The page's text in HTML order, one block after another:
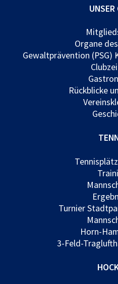
UNSER
Organe
Gewaltprävention (PSG)
Rückblicke
Turnier
Horn-
3-Feld-